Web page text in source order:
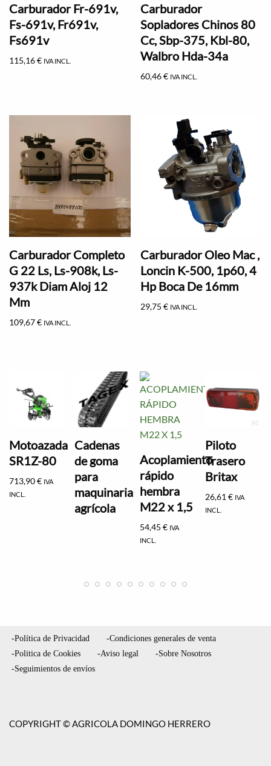
Carburador Fr-691v,
Fs-691v, Fr691v,
Fs691v
115,16€ IVA INCL.
Carburador
Sopladores Chinos 80
Cc, Sbp-375, Kbl-80,
Walbro Hda-34a
60,46€ IVA INCL.
Carburador Completo
G 22 Ls, Ls-908k, Ls-
937k Diam Aloj 12
Mm
109,67€ IVA INCL.
Carburador Oleo Mac ,
Loncin K-500, 1p60, 4
Hp Boca De 16mm
29,75€ IVA INCL.
Motoazada
SR1Z-80
713,90€ IVA
INCL.
Cadenas
de goma
para
maquinaria
agrícola
Acoplamiento
rápido
hembra
M22 x 1,5
54,45€ IVA
INCL.
Piloto
Trasero
Britax
26,61€ IVA
INCL.
-Política de Privacidad
-Condiciones generales de venta
-Politica de Cookies
-Aviso legal
-Sobre Nosotros
-Seguimientos de envíos
COPYRIGHT © AGRICOLA DOMINGO HERRERO